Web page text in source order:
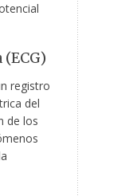
registro
del
de los